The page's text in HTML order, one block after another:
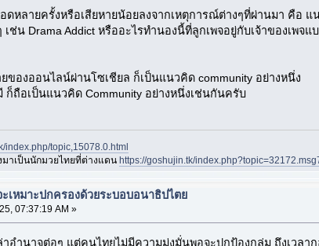
ดหลายครั้งหรือเสียหายน้อยลงจากเหตุการณ์ต่างๆที่ผ่านมา คือ แ
ช่น Drama Addict หรืออะไรทำนองนี้ที่ลูกเพจอยู่กับเจ้าของเพ
ของออนไลน์ผ่านโซเชียล ก็เป็นแนวคิด community อย่างหนึ่ง
ถือเป็นแนวคิด Community อย่างหนึ่งเช่นกันครับ
index.php/topic,15078.0.html
มาเป็นนักมวยไทยที่ต่างแดนhttps://goshujin.tk/
เหมาะปกครองด้วยระบอบอนาธิปไตย
07:37:19 AM »
อำนาจต่อๆ แต่คนไทยไม่มีความมุ่งมั่นพอจะปกป้องกลุ่ม ถึงเวลา